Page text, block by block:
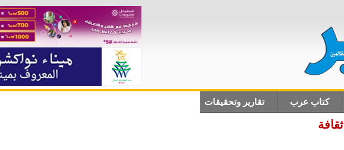
كتاب عرب تقارير وتحقيقات
ثقافة